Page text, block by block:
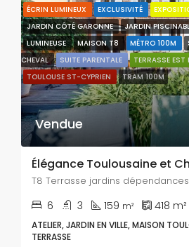
ÉCRIN LUMINEUX
EXCLUSIVITÉ
JARDIN CÔTÉ GARONNE
JARDIN
LUMINEUSE
MAISON T8 MÉTRO 100M
CHEVAL
SUITE PARENTALE
TERRASSE
TOULOUSE ST-CYPRIEN
TRAM 100M
Vendue
Élégance Toulousaine et
T8 Terrasse jardins
6 3 159 m² 418 m²
ATELIER, JARDIN EN VILLE, MAISON
TERRASSE